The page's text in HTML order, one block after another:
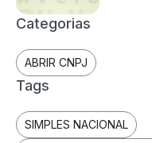
Categorias
ABRIR CNPJ
Tags
SIMPLES NACIONAL